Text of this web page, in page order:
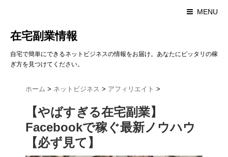
MENU
在宅副業情報
自宅で簡単にできるネットビジネスの情報をお届け。あなたにピッタリの稼
ぎ方を見つけてください。
ホーム > ネットビジネス > アフィリエイト >
【やばすぎる在宅副業】
Facebookで稼ぐ最新ノウハウ
【必ず見て】